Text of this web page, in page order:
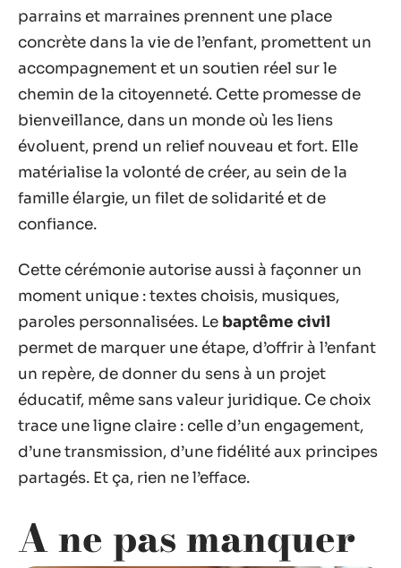
parrains et marraines prennent une place
concrète dans la vie de l’enfant, promettent un
accompagnement et un soutien réel sur le
chemin de la citoyenneté. Cette promesse de
bienveillance, dans un monde où les liens
évoluent, prend un relief nouveau et fort. Elle
matérialise la volonté de créer, au sein de la
famille élargie, un filet de solidarité et de
confiance.
Cette cérémonie autorise aussi à façonner un
moment unique : textes choisis, musiques,
paroles personnalisées. Le baptême civil
permet de marquer une étape, d’offrir à l’enfant
un repère, de donner du sens à un projet
éducatif, même sans valeur juridique. Ce choix
trace une ligne claire : celle d’un engagement,
d’une transmission, d’une fidélité aux principes
partagés. Et ça, rien ne l’efface.
A ne pas manquer